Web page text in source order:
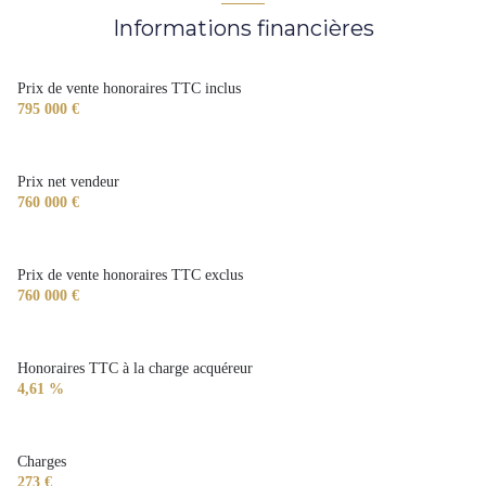
Chauffage individuel : radiateur (gaz)
1 niveau(x)
3 étage(s)
cave
Informations financières
Prix de vente honoraires TTC inclus
795 000 €
Prix net vendeur
760 000 €
Prix de vente honoraires TTC exclus
760 000 €
Honoraires TTC à la charge acquéreur
4,61 %
Charges
273 €